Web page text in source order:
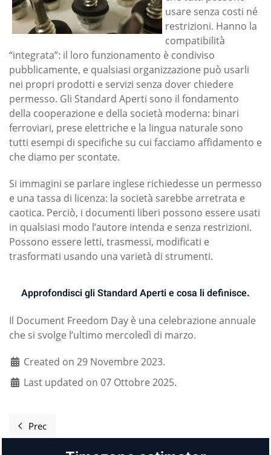
usare senza costi né
restrizioni. Hanno la
compatibilità
“integrata”: il loro funzionamento è condiviso
pubblicamente, e qualsiasi organizzazione può usarli
nei propri prodotti e servizi senza dover chiedere
permesso. Gli Standard Aperti sono il fondamento
della cooperazione e della società moderna: binari
ferroviari, prese elettriche e la lingua naturale sono
tutti esempi di specifiche su cui facciamo affidamento e
che diamo per scontate.
Si immagini se parlare inglese richiedesse un permesso
e una tassa di licenza: la società sarebbe arretrata e
caotica. Perciò, i documenti liberi possono essere usati
in qualsiasi modo l’autore intenda e senza restrizioni.
Possono essere letti, trasmessi, modificati e
trasformati usando una varietà di strumenti.
Approfondisci gli Standard Aperti e cosa li definisce.
Il Document Freedom Day è una celebrazione annuale
che si svolge l’ultimo mercoledì di marzo.
Created on 29 Novembre 2023.
Last updated on 07 Ottobre 2025.
Articolo precedente: Document Freedom Day Artwork
Prec